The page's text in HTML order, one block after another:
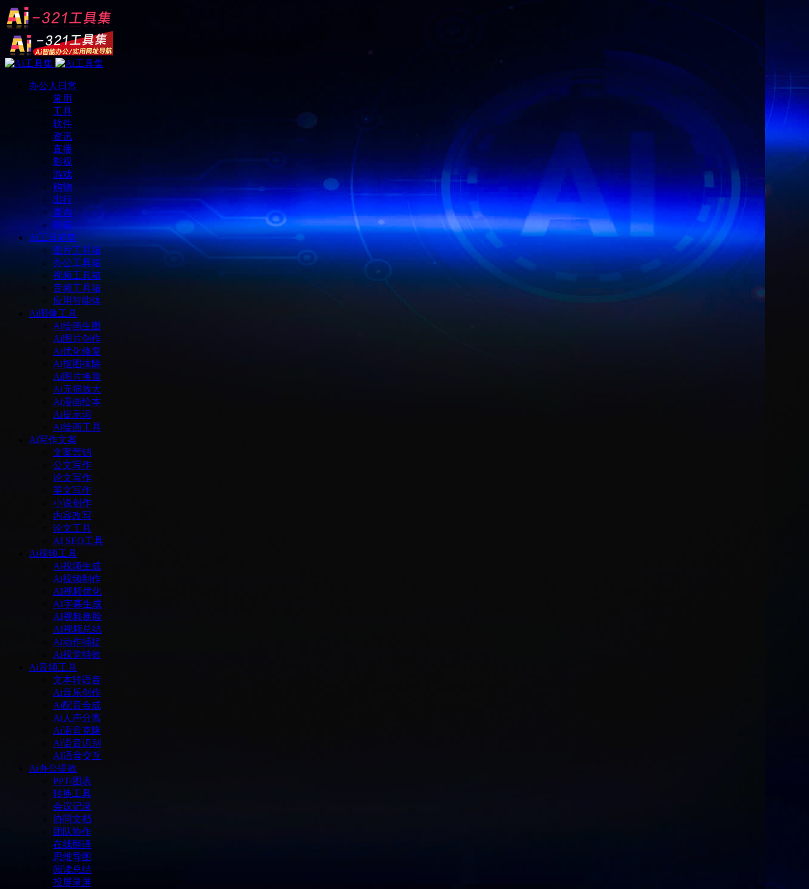
办公人日常
常用
工具
软件
资讯
直播
影视
游戏
购物
出行
查询
邮箱
Ai工具箱集
图片工具箱
办公工具箱
视频工具箱
音频工具箱
应用智能体
Ai图像工具
Ai绘画生图
Ai图片创作
Ai优化修复
Ai抠图抹除
Ai图片换脸
Ai无损放大
Ai漫画绘本
Ai提示词
Ai绘画工具
Ai写作文案
文案营销
公文写作
论文写作
英文写作
小说创作
内容改写
论文工具
AI SEO工具
Ai视频工具
Ai视频生成
Ai视频制作
AI视频优化
AI字幕生成
AI视频换脸
AI视频总结
Ai动作捕捉
Ai视觉特效
Ai音频工具
文本转语音
Ai音乐创作
Ai配音合成
Ai人声分离
Ai语音克隆
Ai语音识别
AI语音交互
Ai办公提效
PPT/图表
转换工具
会议记录
协同文档
团队协作
在线翻译
思维导图
阅读总结
投屏录屏